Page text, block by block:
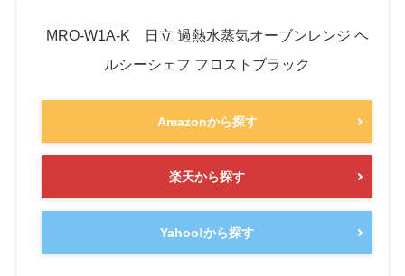
MRO-W1A-K 日立 過熱水蒸気オーブンレンジ ヘ
ルシーシェフ フロストブラック
Amazonから探す
楽天から探す
Yahoo!から探す